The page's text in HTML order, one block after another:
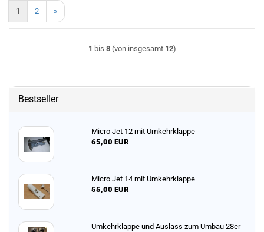
1 2 »
1 bis 8(von insgesamt 12)
Bestseller
Micro Jet 12 mit Umkehrklappe
65,00 EUR
Micro Jet 14 mit Umkehrklappe
55,00 EUR
Umkehrklappe und Auslass zum Umbau 28er